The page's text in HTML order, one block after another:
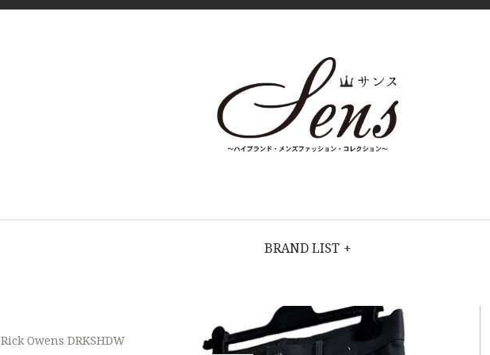
サン
MENS
COLLECTI
ファッショ
ン・コレクシ
ョン）
BRAND LIST +
Rick Owens DRKSHDW